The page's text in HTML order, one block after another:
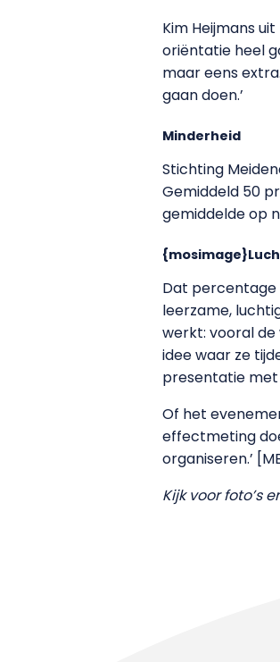
Kim Heijmans
oriëntatie heel
maar eens
gaan doen.’
Minderheid
Stichting
Gemiddeld 50
gemiddelde op
Dat percentage
leerzame,
werkt: vooral
idee waar ze
presentatie met
Of het
effectmeting
organiseren.’
Kijk voor foto’s